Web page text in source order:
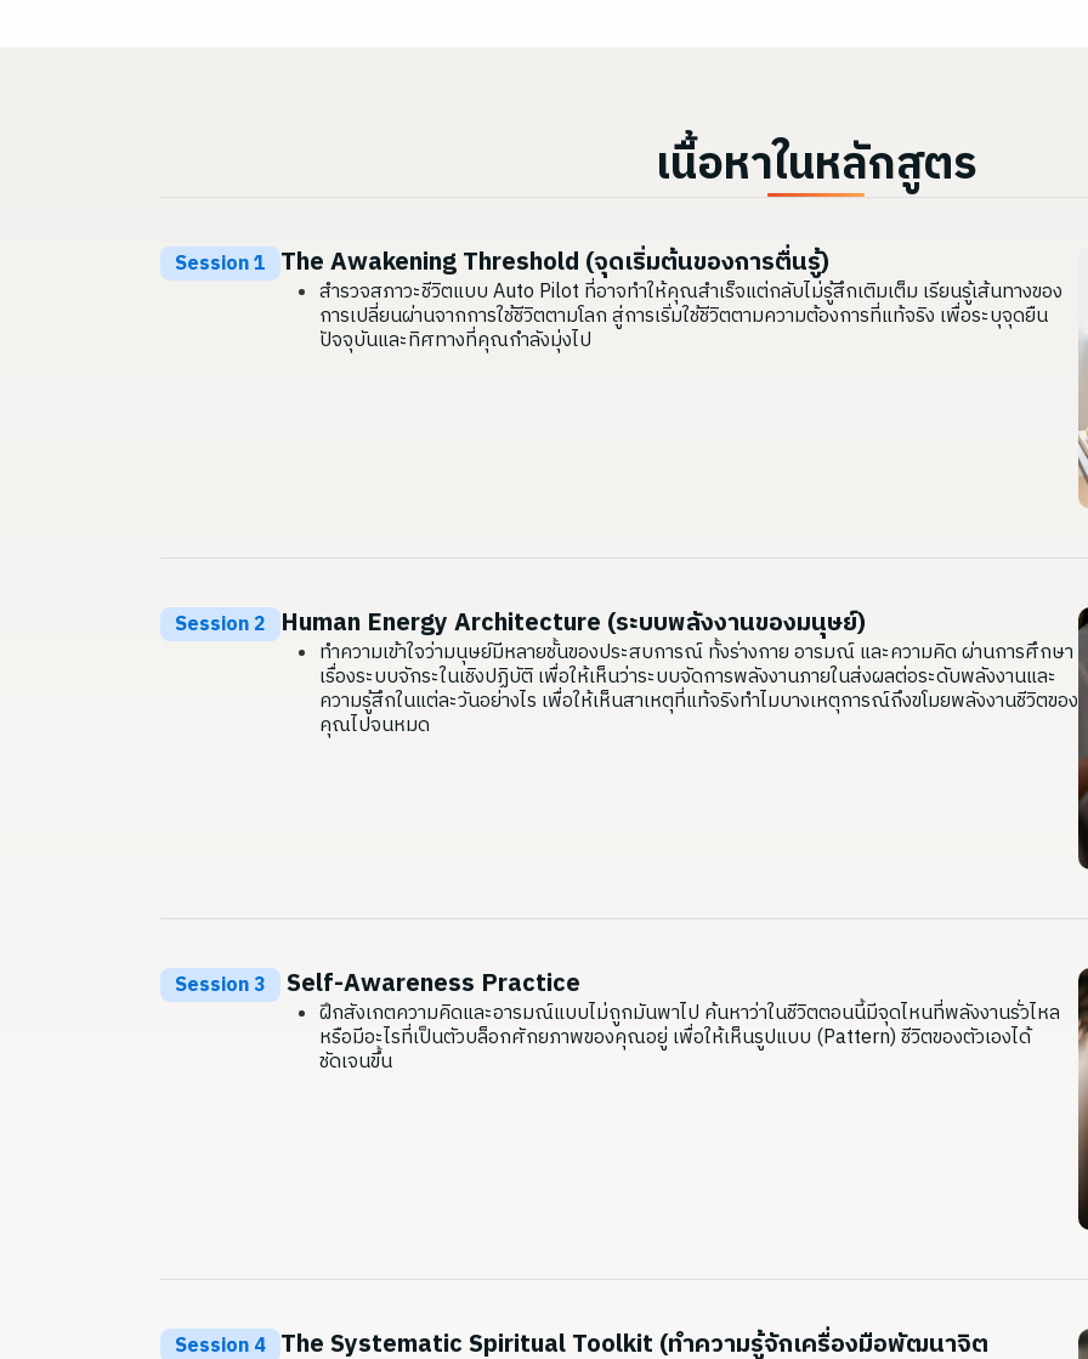
เนื้อหาในหลักสูตร
Session 1 The Awakening Threshold (จุดเริ่มต้นของการตื่นรู้)
สำรวจสภาวะชีวิตแบบ Auto Pilot ที่อาจทำให้คุณสำเร็จแต่กลับไม่รู้สึกเติมเต็ม เรียนรู้เส้นทางของ
การเปลี่ยนผ่านจากการใช้ชีวิตตามโลก สู่การเริ่มใช้ชีวิตตามความต้องการที่แท้จริง เพื่อระบุจุดยืน
ปัจจุบันและทิศทางที่คุณกำลังมุ่งไป
Session 2 Human Energy Architecture (ระบบพลังงานของมนุษย์)
ทำความเข้าใจว่ามนุษย์มีหลายชั้นของประสบการณ์ ทั้งร่างกาย อารมณ์ และความคิด ผ่านการศึกษา
เรื่องระบบจักระในเชิงปฏิบัติ เพื่อให้เห็นว่าระบบจัดการพลังงานภายในส่งผลต่อระดับพลังงานและ
ความรู้สึกในแต่ละวันอย่างไร เพื่อให้เห็นสาเหตุที่แท้จริงทำไมบางเหตุการณ์ถึงขโมยพลังงานชีวิตของ
คุณไปจนหมด
Session 3 Self-Awareness Practice
ฝึกสังเกตความคิดและอารมณ์แบบไม่ถูกมันพาไป ค้นหาว่าในชีวิตตอนนี้มีจุดไหนที่พลังงานรั่วไหล
หรือมีอะไรที่เป็นตัวบล็อกศักยภาพของคุณอยู่ เพื่อให้เห็นรูปแบบ (Pattern) ชีวิตของตัวเองได้
ชัดเจนขึ้น
Session 4 The Systematic Spiritual Toolkit (ทำความรู้จักเครื่องมือพัฒนาจิต